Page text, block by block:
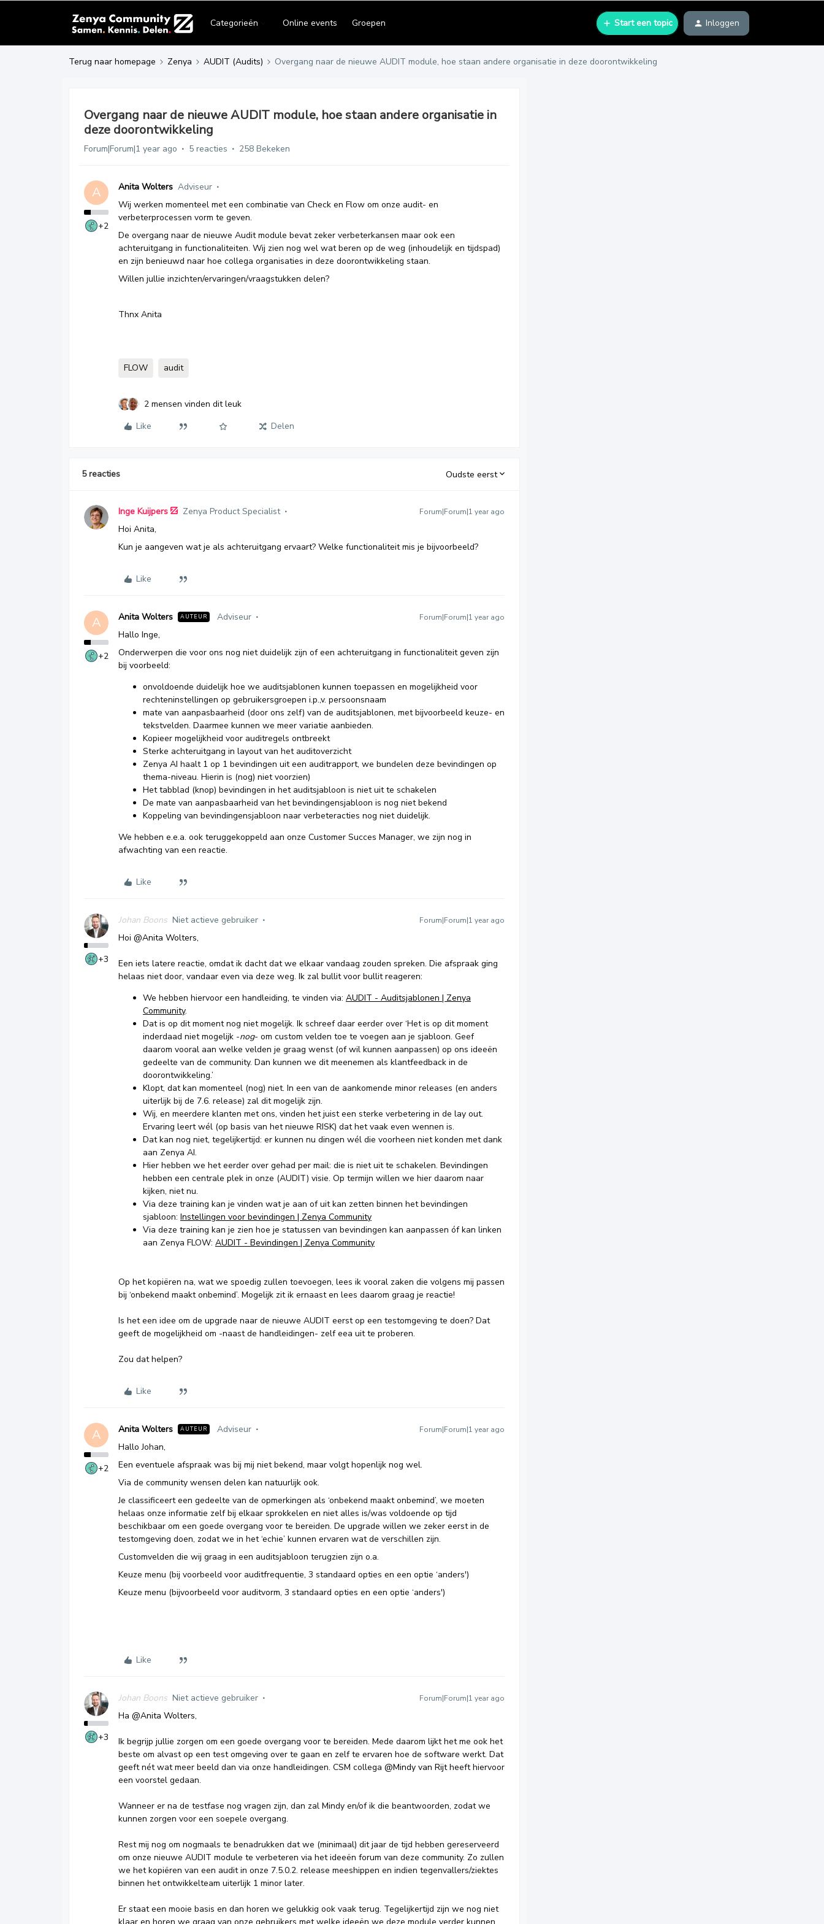
Categorieën Online events Groepen Start een topic Inloggen
Terug naar homepage Zenya AUDIT (Audits) Overgang naar de nieuwe AUDIT module, hoe staan andere organisatie in deze doorontwikkeling
Overgang naar de nieuwe AUDIT module, hoe staan andere organisatie in
deze doorontwikkeling
Forum|Forum|1 year ago 5 reacties 258 Bekeken
A
+2
Anita Wolters Adviseur
Wij werken momenteel met een combinatie van Check en Flow om onze audit- en
verbeterprocessen vorm te geven.
De overgang naar de nieuwe Audit module bevat zeker verbeterkansen maar ook een
achteruitgang in functionaliteiten. Wij zien nog wel wat beren op de weg (inhoudelijk en tijdspad)
en zijn benieuwd naar hoe collega organisaties in deze doorontwikkeling staan.
Willen jullie inzichten/ervaringen/vraagstukken delen?
Thnx Anita
FLOW audit
2 mensen vinden dit leuk
Like
Delen
5 reacties Oudste eerst
Inge Kuijpers Zenya Product Specialist Forum|Forum|1 year ago
Hoi Anita,
Kun je aangeven wat je als achteruitgang ervaart? Welke functionaliteit mis je bijvoorbeeld?
Like
A
+2
Anita Wolters AUTEUR Adviseur Forum|Forum|1 year ago
Hallo Inge,
Onderwerpen die voor ons nog niet duidelijk zijn of een achteruitgang in functionaliteit geven zijn
bij voorbeeld:
onvoldoende duidelijk hoe we auditsjablonen kunnen toepassen en mogelijkheid voor
rechteninstellingen op gebruikersgroepen i.p.,v. persoonsnaam
mate van aanpasbaarheid (door ons zelf) van de auditsjablonen, met bijvoorbeeld keuze- en
tekstvelden. Daarmee kunnen we meer variatie aanbieden.
Kopieer mogelijkheid voor auditregels ontbreekt
Sterke achteruitgang in layout van het auditoverzicht
Zenya AI haalt 1 op 1 bevindingen uit een auditrapport, we bundelen deze bevindingen op
thema-niveau. Hierin is (nog) niet voorzien)
Het tabblad (knop) bevindingen in het auditsjabloon is niet uit te schakelen
De mate van aanpasbaarheid van het bevindingensjabloon is nog niet bekend
Koppeling van bevindingensjabloon naar verbeteracties nog niet duidelijk.
We hebben e.e.a. ook teruggekoppeld aan onze Customer Succes Manager, we zijn nog in
afwachting van een reactie.
Like
+3
Johan Boons Niet actieve gebruiker Forum|Forum|1 year ago
Hoi ​ @Anita Wolters,
Een iets latere reactie, omdat ik dacht dat we elkaar vandaag zouden spreken. Die afspraak ging
helaas niet door, vandaar even via deze weg. Ik zal bullit voor bullit reageren:
We hebben hiervoor een handleiding, te vinden via: AUDIT - Auditsjablonen | Zenya
Community.
Dat is op dit moment nog niet mogelijk. Ik schreef daar eerder over ‘Het is op dit moment
inderdaad niet mogelijk -nog- om custom velden toe te voegen aan je sjabloon. Geef
daarom vooral aan welke velden je graag wenst (of wil kunnen aanpassen) op ons ideeën
gedeelte van de community. Dan kunnen we dit meenemen als klantfeedback in de
doorontwikkeling.’
Klopt, dat kan momenteel (nog) niet. In een van de aankomende minor releases (en anders
uiterlijk bij de 7.6. release) zal dit mogelijk zijn.
Wij, en meerdere klanten met ons, vinden het juist een sterke verbetering in de lay out.
Ervaring leert wél (op basis van het nieuwe RISK) dat het vaak even wennen is.
Dat kan nog niet, tegelijkertijd: er kunnen nu dingen wél die voorheen niet konden met dank
aan Zenya AI.
Hier hebben we het eerder over gehad per mail: die is niet uit te schakelen. Bevindingen
hebben een centrale plek in onze (AUDIT) visie. Op termijn willen we hier daarom naar
kijken, niet nu.
Via deze training kan je vinden wat je aan of uit kan zetten binnen het bevindingen
sjabloon: Instellingen voor bevindingen | Zenya Community
Via deze training kan je zien hoe je statussen van bevindingen kan aanpassen óf kan linken
aan Zenya FLOW: AUDIT - Bevindingen | Zenya Community
Op het kopiëren na, wat we spoedig zullen toevoegen, lees ik vooral zaken die volgens mij passen
bij ‘onbekend maakt onbemind’. Mogelijk zit ik ernaast en lees daarom graag je reactie!
Is het een idee om de upgrade naar de nieuwe AUDIT eerst op een testomgeving te doen? Dat
geeft de mogelijkheid om -naast de handleidingen- zelf eea uit te proberen.
Zou dat helpen?
Like
A
+2
Anita Wolters AUTEUR Adviseur Forum|Forum|1 year ago
Hallo Johan,
Een eventuele afspraak was bij mij niet bekend, maar volgt hopenlijk nog wel.
Via de community wensen delen kan natuurlijk ook.
Je classificeert een gedeelte van de opmerkingen als ‘onbekend maakt onbemind’, we moeten
helaas onze informatie zelf bij elkaar sprokkelen en niet alles is/was voldoende op tijd
beschikbaar om een goede overgang voor te bereiden. De upgrade willen we zeker eerst in de
testomgeving doen, zodat we in het ‘echie’ kunnen ervaren wat de verschillen zijn.
Customvelden die wij graag in een auditsjabloon terugzien zijn o.a.
Keuze menu (bij voorbeeld voor auditfrequentie, 3 standaard opties en een optie ‘anders')
Keuze menu (bijvoorbeeld voor auditvorm, 3 standaard opties en een optie ‘anders')
Like
+3
Johan Boons Niet actieve gebruiker Forum|Forum|1 year ago
Ha ​ @Anita Wolters,
Ik begrijp jullie zorgen om een goede overgang voor te bereiden. Mede daarom lijkt het me ook het
beste om alvast op een test omgeving over te gaan en zelf te ervaren hoe de software werkt. Dat
geeft nét wat meer beeld dan via onze handleidingen. CSM collega ​ @Mindy van Rijtheeft hiervoor
een voorstel gedaan.
Wanneer er na de testfase nog vragen zijn, dan zal Mindy en/of ik die beantwoorden, zodat we
kunnen zorgen voor een soepele overgang.
Rest mij nog om nogmaals te benadrukken dat we (minimaal) dit jaar de tijd hebben gereserveerd
om onze nieuwe AUDIT module te verbeteren via het ideeën forum van deze community. Zo zullen
we het kopiëren van een audit in onze 7.5.0.2. release meeshippen en indien tegenvallers/ziektes
binnen het ontwikkelteam uiterlijk 1 minor later.
Er staat een mooie basis en dan horen we gelukkig ook vaak terug. Tegelijkertijd zijn we nog niet